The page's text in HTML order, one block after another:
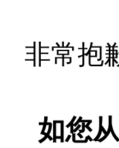
非常抱
如您